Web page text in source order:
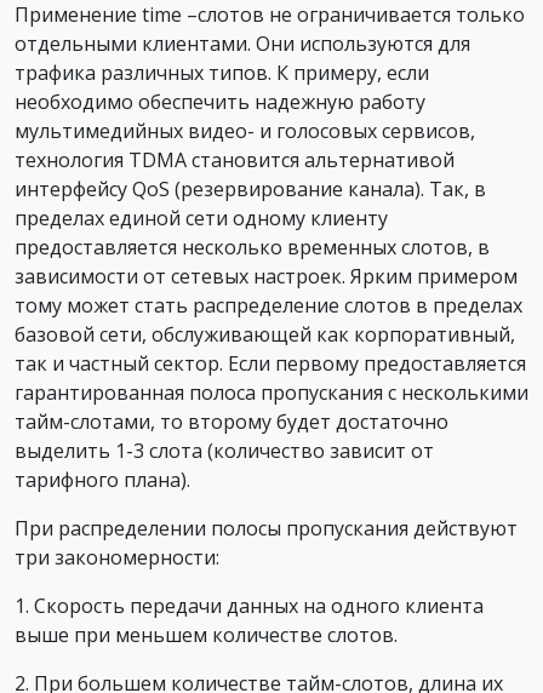
Применение time –слотов не ограничивается только
отдельными клиентами. Они используются для
трафика различных типов. К примеру, если
необходимо обеспечить надежную работу
мультимедийных видео- и голосовых сервисов,
технология TDMA становится альтернативой
интерфейсу QoS (резервирование канала). Так, в
пределах единой сети одному клиенту
предоставляется несколько временных слотов, в
зависимости от сетевых настроек. Ярким примером
тому может стать распределение слотов в пределах
базовой сети, обслуживающей как корпоративный,
так и частный сектор. Если первому предоставляется
гарантированная полоса пропускания с несколькими
тайм-слотами, то второму будет достаточно
выделить 1-3 слота (количество зависит от
тарифного плана).
При распределении полосы пропускания действуют
три закономерности:
1. Скорость передачи данных на одного клиента
выше при меньшем количестве слотов.
2. При большем количестве тайм-слотов, длина их